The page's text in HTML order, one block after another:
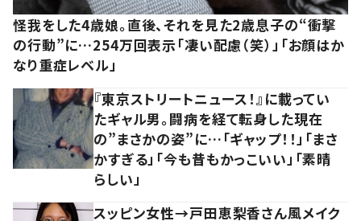
怪我をした4歳娘。直後、それを見た2歳息子の“衝撃
の行動”に…254万回表示「凄い配慮（笑）」「お顔はか
なり重症レベル」
『東京ストリートニュース！』に載ってい
たギャル男。闘病を経て転身した現在
の”まさかの姿”に…「ギャップ！！」「まさ
かすぎる」「今も昔もかっこいい」「素晴
らしい」
スッピン女性→戸田恵梨香さん風メイク